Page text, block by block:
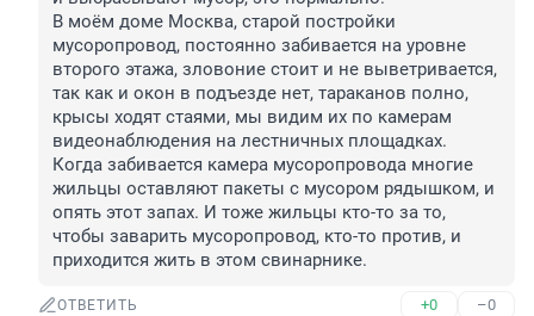
В моём доме Москва, старой постройки
мусоропровод, постоянно забивается на уровне
второго этажа, зловоние стоит и не выветривается,
так как и окон в подъезде нет, тараканов полно,
крысы ходят стаями, мы видим их по камерам
видеонаблюдения на лестничных площадках.
Когда забивается камера мусоропровода многие
жильцы оставляют пакеты с мусором рядышком, и
опять этот запах. И тоже жильцы кто-то за то,
чтобы заварить мусоропровод, кто-то против, и
приходится жить в этом свинарнике.
ОТВЕТИТЬ +0 –0